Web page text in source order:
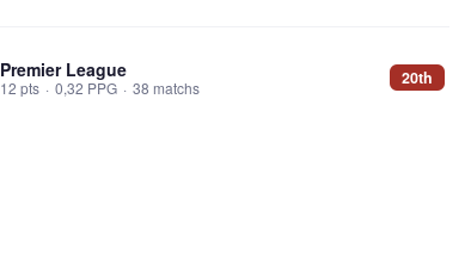
Premier League
12 pts · 0,32 PPG · 38 matchs 20th